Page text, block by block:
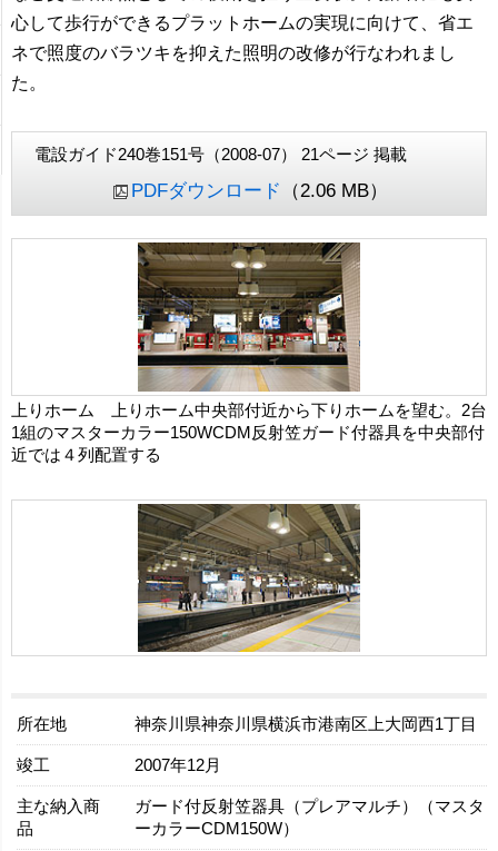
心して歩行ができるプラットホームの実現に向けて、省エ
ネで照度のバラツキを抑えた照明の改修が行なわれまし
た。
電設ガイド240巻151号（2008-07） 21ページ 掲載
PDFダウンロード （2.06 MB）
上りホーム 上りホーム中央部付近から下りホームを望む。2台
1組のマスターカラー150WCDM反射笠ガード付器具を中央部付
近では４列配置する
所在地 神奈川県神奈川県横浜市港南区上大岡西1丁目
竣工 2007年12月
主な納入商
品
ガード付反射笠器具（プレアマルチ）（マスタ
ーカラーCDM150W）